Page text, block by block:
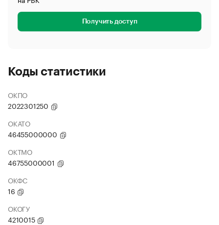
Получить доступ
Коды статистики
ОКПО
2022301250
ОКАТО
46455000000
ОКТМО
46755000001
ОКФС
16
ОКОГУ
4210015